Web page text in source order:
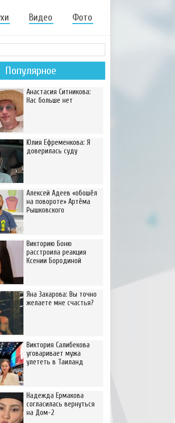
Видео Фото
Популярное
Анастасия Ситникова:
Нас больше нет
Юлия Ефременкова: Я
доверилась суду
Алексей Адеев «обошёл
на повороте» Артёма
Рышковского
Викторию Боню
расстроила реакция
Ксении Бородиной
Яна Захарова: Вы точно
желаете мне счастья?
Виктория Салибекова
уговаривает мужа
улететь в Таиланд
Надежда Ермакова
согласилась вернуться
на Дом-2